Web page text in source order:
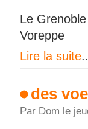
Le
Voreppe
Lire la suite
des
Par Dom le